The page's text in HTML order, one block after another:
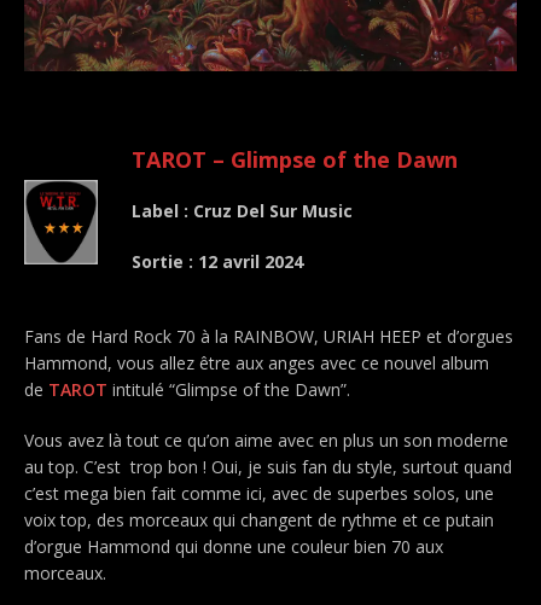
TAROT – Glimpse of the Dawn
Label : Cruz Del Sur Music
Sortie : 12 avril 2024
Fans de Hard Rock 70 à la RAINBOW, URIAH HEEP et d’orgues
Hammond, vous allez être aux anges avec ce nouvel album
de TAROT intitulé “Glimpse of the Dawn”.
Vous avez là tout ce qu’on aime avec en plus un son moderne
au top. C’est trop bon ! Oui, je suis fan du style, surtout quand
c’est mega bien fait comme ici, avec de superbes solos, une
voix top, des morceaux qui changent de rythme et ce putain
d’orgue Hammond qui donne une couleur bien 70 aux
morceaux.